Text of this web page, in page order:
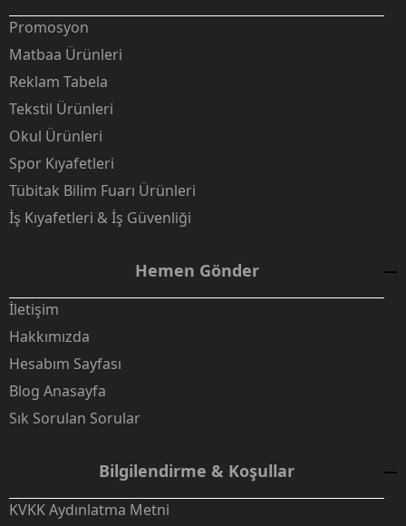
Promosyon
Matbaa Ürünleri
Reklam Tabela
Tekstil Ürünleri
Okul Ürünleri
Spor Kıyafetleri
Tübitak Bilim Fuarı Ürünleri
İş Kıyafetleri & İş Güvenliği
Hemen Gönder
İletişim
Hakkımızda
Hesabım Sayfası
Blog Anasayfa
Sık Sorulan Sorular
Bilgilendirme & Koşullar
KVKK Aydınlatma Metni